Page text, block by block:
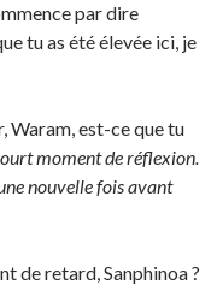
par dire
tu as été élevée ici, je
Waram, est-ce que tu
moment de réflexion.
nouvelle fois avant
de retard, Sanphinoa ?